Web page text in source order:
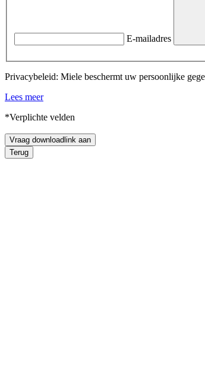
E-mailadres
Privacybeleid: Miele beschermt uw persoonlijke
Lees meer
*Verplichte velden